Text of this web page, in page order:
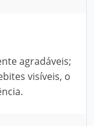
agradáveis;
visíveis, o